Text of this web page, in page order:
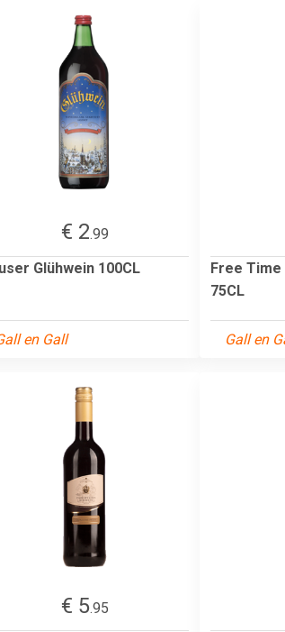
€ 2.99
Glühwein 100CL
en Gall
Free
75CL
Gall en
€ 5.95